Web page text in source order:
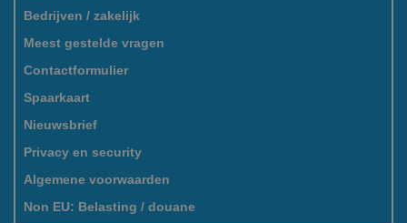
Bedrijven / zakelijk
Meest gestelde vragen
Contactformulier
Spaarkaart
Nieuwsbrief
Privacy en security
Algemene voorwaarden
Non EU: Belasting / douane